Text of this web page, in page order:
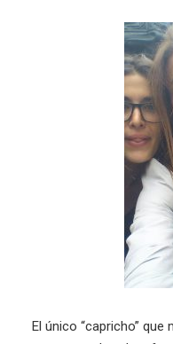
El único “capricho”